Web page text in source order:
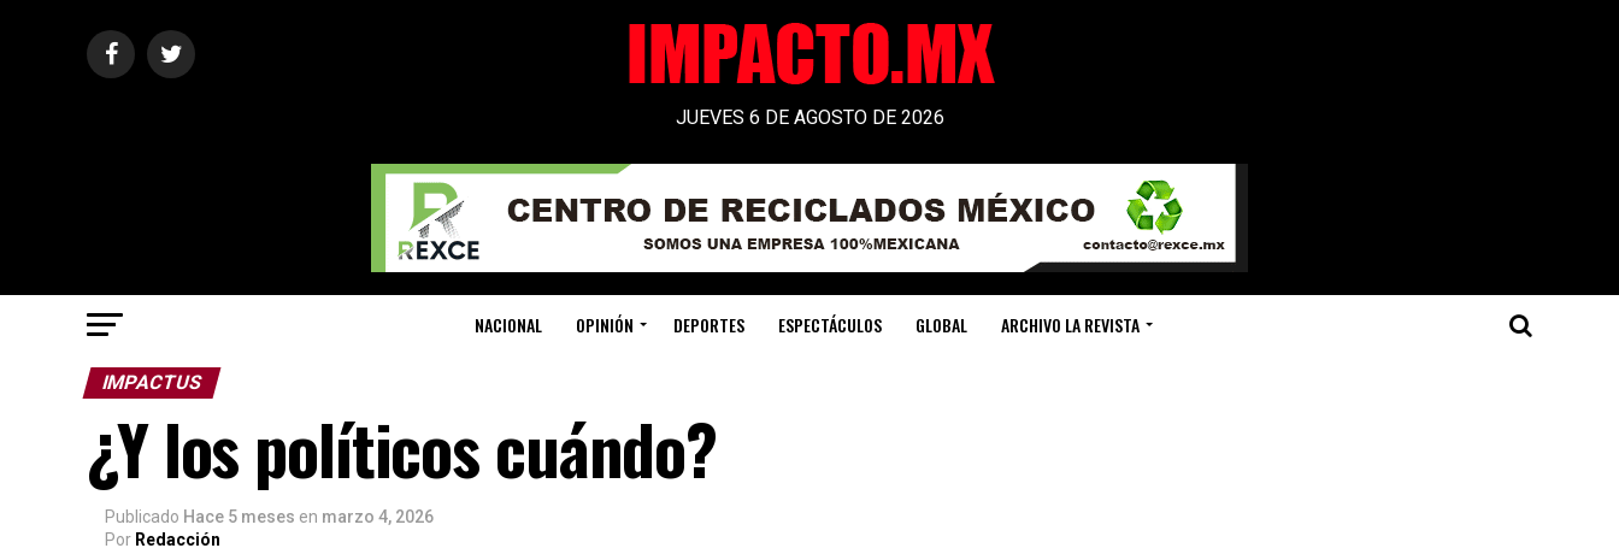
JUEVES 6 DE AGOSTO DE 2026
NACIONAL OPINIÓN DEPORTES ESPECTÁCULOS GLOBAL ARCHIVO LA REVISTA
IMPACTUS
¿Y los políticos cuándo?
Publicado Hace 5 meses en marzo 4, 2026
Por Redacción